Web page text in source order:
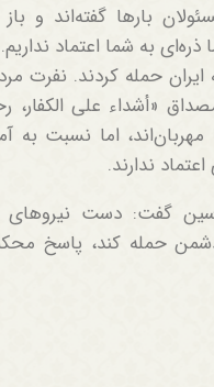
بارها گفته‌اند و
ذره‌ای به شما اعتماد
ایران حمله کردند. نفرت
«أشداء علی الکفار،
اما نسبت به
ندارند.
گفت: دست
حمله کند، پاسخ